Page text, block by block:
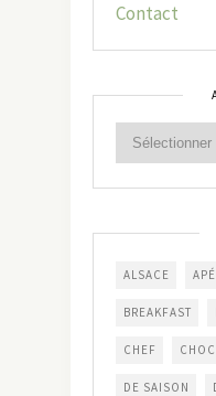
Contact
ALSACE
BREAKFAST
CHEF
DE SAISON